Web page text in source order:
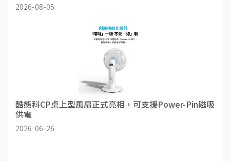
2026-08-05
酷態科CP桌上型風扇正式亮相，可支援Power-Pin磁吸
供電
2026-06-26